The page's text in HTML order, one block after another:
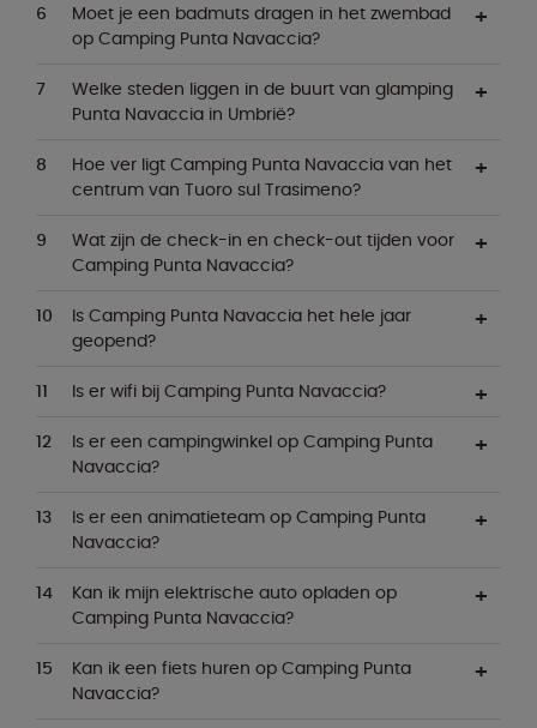
Moet je een badmuts dragen in het zwembad
op Camping Punta Navaccia?
Welke steden liggen in de buurt van glamping
Punta Navaccia in Umbrië?
Hoe ver ligt Camping Punta Navaccia van het
centrum van Tuoro sul Trasimeno?
Wat zijn de check-in en check-out tijden voor
Camping Punta Navaccia?
Is Camping Punta Navaccia het hele jaar
geopend?
Is er wifi bij Camping Punta Navaccia?
Is er een campingwinkel op Camping Punta
Navaccia?
Is er een animatieteam op Camping Punta
Navaccia?
Kan ik mijn elektrische auto opladen op
Camping Punta Navaccia?
Kan ik een fiets huren op Camping Punta
Navaccia?